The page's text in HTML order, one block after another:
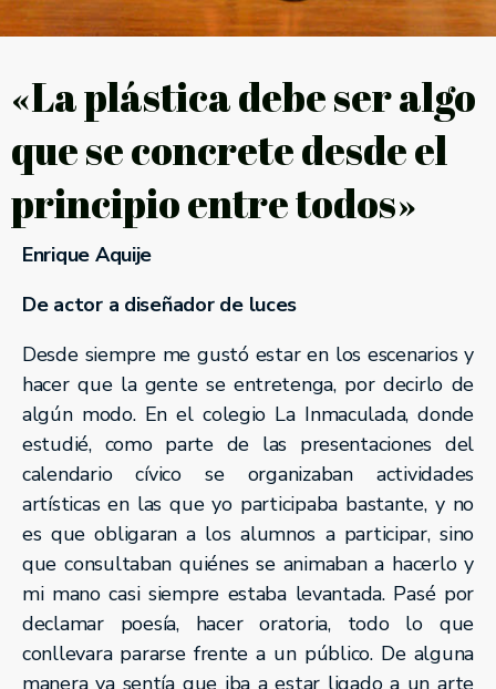
«La plástica debe ser algo
que se concrete desde el
principio entre todos»
Enrique Aquije
De actor a diseñador de luces
Desde siempre me gustó estar en los escenarios y
hacer que la gente se entretenga, por decirlo de
algún modo. En el colegio La Inmaculada, donde
estudié, como parte de las presentaciones del
calendario cívico se organizaban actividades
artísticas en las que yo participaba bastante, y no
es que obligaran a los alumnos a participar, sino
que consultaban quiénes se animaban a hacerlo y
mi mano casi siempre estaba levantada. Pasé por
declamar poesía, hacer oratoria, todo lo que
conllevara pararse frente a un público. De alguna
manera ya sentía que iba a estar ligado a un arte